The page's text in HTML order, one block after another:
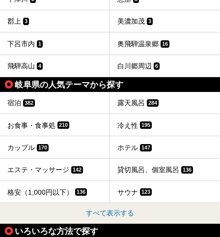
郡上 3 美濃加茂 3
下呂市内 1 奥飛騨温泉郷 16
飛騨高山 4 白川郷周辺 6
岐阜県の人気テーマから探す
宿泊 382 露天風呂 284
お食事・食事処 210 冷え性 195
カップル 170 ホテル 147
エステ・マッサージ 142 貸切風呂、個室風呂 136
格安（1,000円以下） 136 サウナ 123
すべて表示する
いろいろな方法で探す